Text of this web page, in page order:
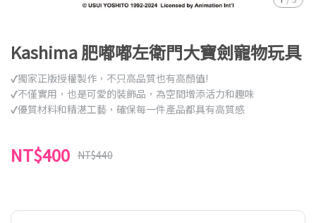
Kashima 肥嘟嘟左衛門大寶劍寵物玩具
✔獨家正版授權製作，不只高品質也有高顏值!
✔不僅實用，也是可愛的裝飾品，為空間增添活力和趣味
✔優質材料和精湛工藝，確保每一件產品都具有高質感
NT$400 NT$440